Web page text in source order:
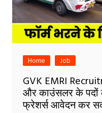
Home Job
GVK EMRI
और काउंसलर के पदों
फ्रेशर्स आवेदन कर